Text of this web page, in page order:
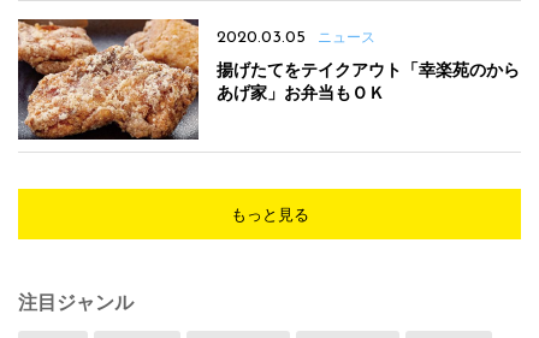
2020.03.05 ニュース
揚げたてをテイクアウト「幸楽苑のから
あげ家」お弁当もＯＫ
もっと見る
注目ジャンル